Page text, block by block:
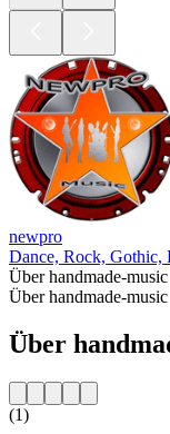
newpro
Dance, Rock, Gothic,
Über handmade-music
Über handmade-music
Über
(1)